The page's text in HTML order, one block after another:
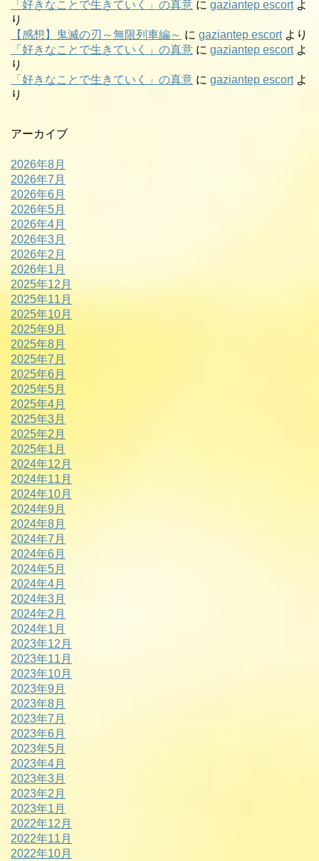
「好きなことで生きていく」の真意 に gaziantep escortよ
り
【感想】鬼滅の刃～無限列車編～ に gaziantep escortより
「好きなことで生きていく」の真意 に gaziantep escortよ
り
「好きなことで生きていく」の真意 に gaziantep escortよ
り
アーカイブ
2026年8月
2026年7月
2026年6月
2026年5月
2026年4月
2026年3月
2026年2月
2026年1月
2025年12月
2025年11月
2025年10月
2025年9月
2025年8月
2025年7月
2025年6月
2025年5月
2025年4月
2025年3月
2025年2月
2025年1月
2024年12月
2024年11月
2024年10月
2024年9月
2024年8月
2024年7月
2024年6月
2024年5月
2024年4月
2024年3月
2024年2月
2024年1月
2023年12月
2023年11月
2023年10月
2023年9月
2023年8月
2023年7月
2023年6月
2023年5月
2023年4月
2023年3月
2023年2月
2023年1月
2022年12月
2022年11月
2022年10月